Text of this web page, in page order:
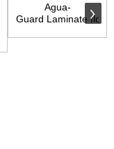
Agua-
Guard Laminate floor